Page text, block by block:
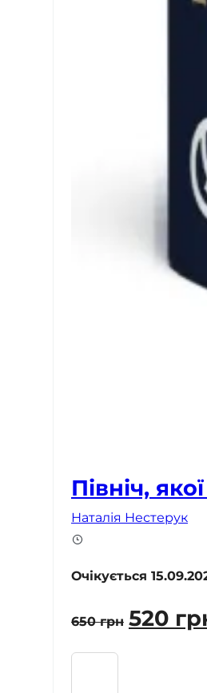
Північ,
Наталія Нестерук
Очікується
650грн
ціна:
520